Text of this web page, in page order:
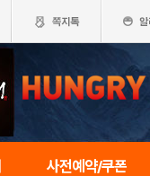
사전예약/쿠폰